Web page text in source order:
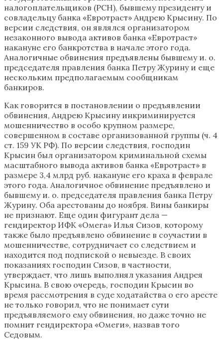
налогоплательщиков (РСН), бывшему президенту и
совладельцу банка «Евротраст» Андрею Крысину. По
версии следствия, он являлся организатором
незаконного вывода активов банка «Евротраст»
накануне его банкротства в начале этого года.
Аналогичные обвинения предъявлены бывшему и. о.
председателя правления банка Петру Журину и еще
нескольким предполагаемым сообщникам
банкиров.
Как говорится в постановлении о предъявлении
обвинения, Андрею Крысину инкриминируется
мошенничество в особо крупном размере,
совершенном в составе организованной группы (ч. 4
ст. 159 УК РФ). По версии следствия, господин
Крысин был организатором криминальной схемы
масштабного вывода активов банка «Евротраст» в
размере 3,4 млрд руб. накануне его краха в феврале
этого года. Аналогичное обвинение предъявлено и
бывшему и. о. председателя правления банка Петру
Журину. Оба арестованы до ноября. Вины банкиры
не признают. Еще один фигурант дела —
гендиректор ИФК «Омега» Илья Сизов, которому
также было предъявлено обвинение в соучастии в
мошенничестве, сотрудничает со следствием и
находится под подпиской о невыезде. В своих
показаниях господин Сизов, в частности,
утверждает, что лишь выполнял указания Андрея
Крысина. В свою очередь, господин Крысин во
время рассмотрения в суде ходатайства о его аресте
не только говорил, что не понимает сути
предъявляемого ему обвинения, но даже точно не
помнит гендиректора «Омеги», назвав того
Седовым.